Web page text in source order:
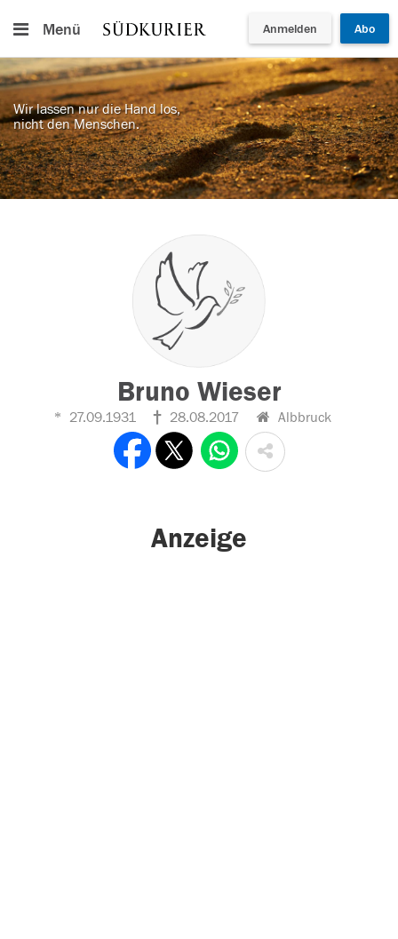
Menü Anmelden Abo
Wir lassen nur die Hand los,
nicht den Menschen.
Bruno Wieser
27.09.1931 28.08.2017 Albbruck
Anzeige